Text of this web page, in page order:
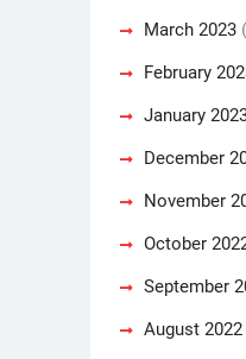
March 2023
February
January
December
November
October
September
August 2022